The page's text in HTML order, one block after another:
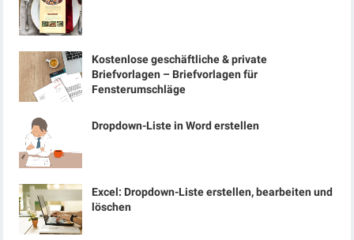
Kostenlose geschäftliche & private
Briefvorlagen – Briefvorlagen für
Fensterumschläge
Dropdown-Liste in Word erstellen
Excel: Dropdown-Liste erstellen, bearbeiten und
löschen